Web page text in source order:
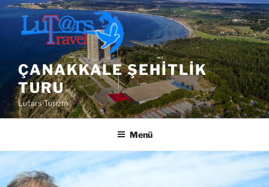
İçeriğe
geç
ÇANAKKALE ŞEHITLIK
TURU
Lutars Turizm
Menü